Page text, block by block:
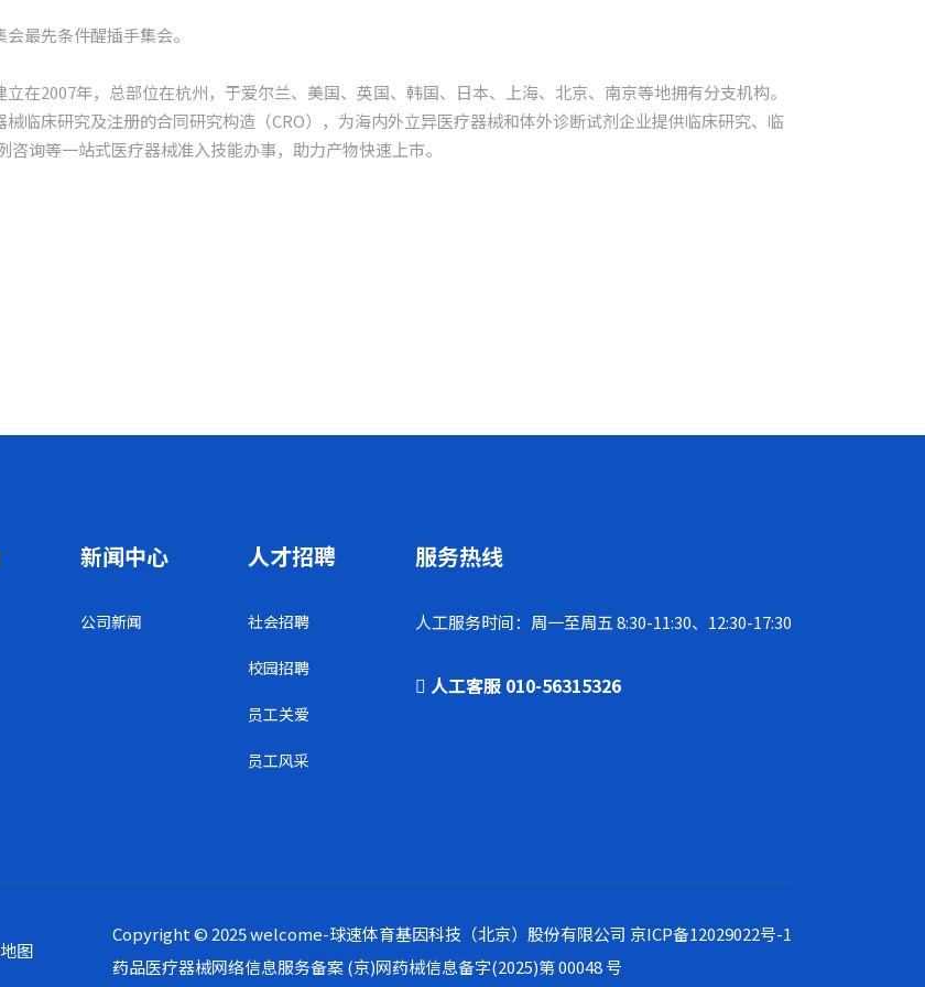
最先条件醒插手集会。
在2007年，总部位在杭州，于爱尔兰、美国、英国、韩国、日本、上海、北京、南京等地拥有分支机构。
临床研究及注册的合同研究构造（CRO），为海内外立异医疗器械和体外诊断试剂企业提供临床研究、临
询等一站式医疗器械准入技能办事，助力产物快速上市。
新闻中心
公司新闻
人才招聘
社会招聘
校园招聘
员工关爱
员工风采
服务热线
人工服务时间：周一至周五 8:30-11:30、12:30-17:30
人工客服 010-56315326
图
Copyright © 2025 welcome-球速体育基因科技（北京）股份有限公司 京ICP备12029022号-1
药品医疗器械网络信息服务备案(京)网药械信息备字(2025)第 00048 号